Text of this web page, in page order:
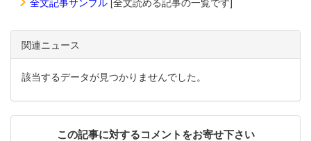
関連ニュース
該当するデータが見つかりませんでした。
この記事に対するコメントをお寄せ下さい